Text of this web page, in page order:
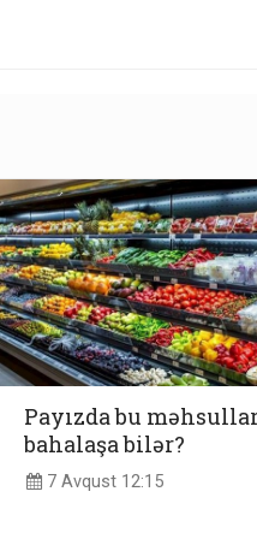
Payızda bu
bahalaşa bilər?
7 Avqust 12:15